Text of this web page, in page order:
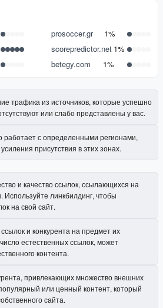
prosoccer.gr
1%
scorepredictor.net 1%
betegy.com 1%
трафика из источников, которые успешно
или слабо представлены у вас.
работает с определенными регионами,
присутствия в этих зонах.
и качество ссылок, ссылающихся на
линкбилдинг, чтобы
на свой сайт.
и конкурента на предмет их
естественных ссылок, может
контента.
привлекающих множество внешних
или ценный контент, который
сайта.